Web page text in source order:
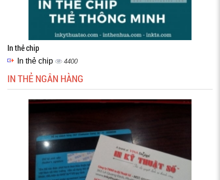
In thẻ chip
In thẻ chip 4400
IN THẺ NGÂN HÀNG